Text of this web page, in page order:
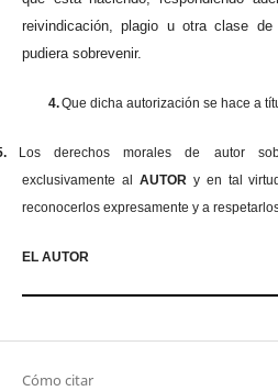
reivindicación, plagio u otra clase
pudiera sobrevenir.
4.Que dicha autorización se hace a
Los derechos morales de autor
exclusivamente al AUTOR y en tal
reconocerlos expresamente y a
EL AUTOR
Cómo citar